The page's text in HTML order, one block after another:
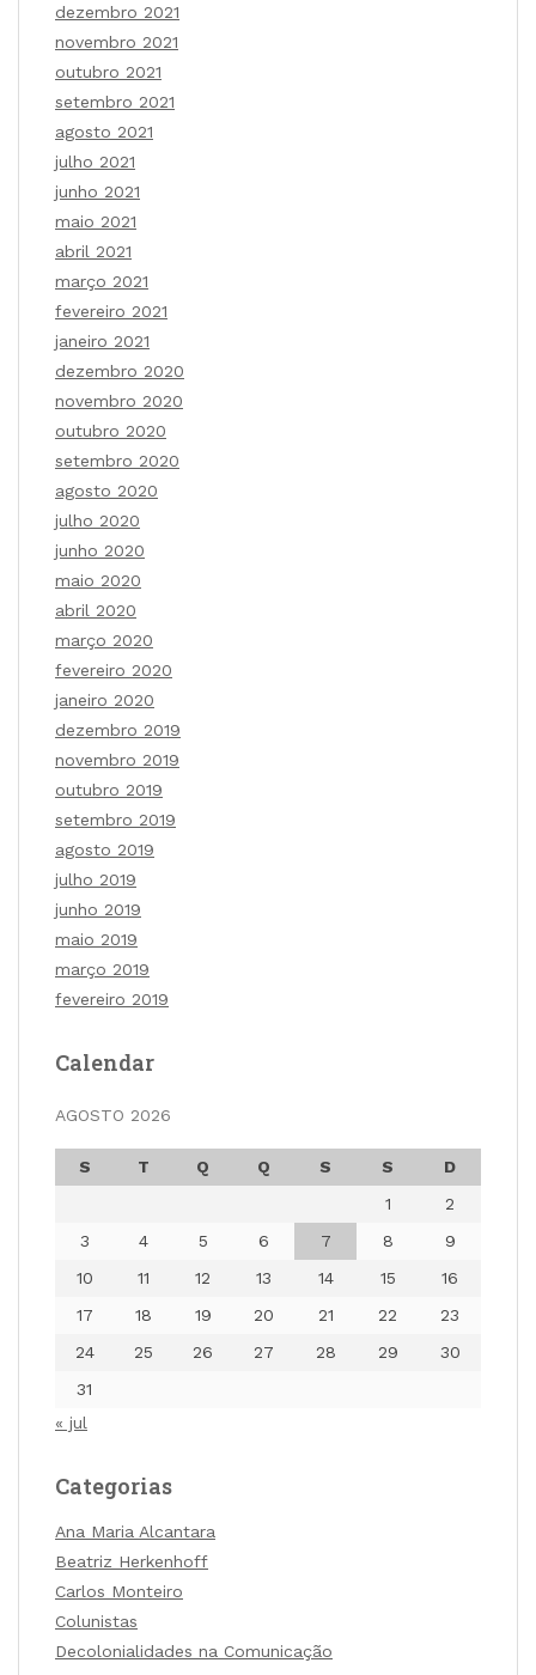
dezembro 2021
novembro 2021
outubro 2021
setembro 2021
agosto 2021
julho 2021
junho 2021
maio 2021
abril 2021
março 2021
fevereiro 2021
janeiro 2021
dezembro 2020
novembro 2020
outubro 2020
setembro 2020
agosto 2020
julho 2020
junho 2020
maio 2020
abril 2020
março 2020
fevereiro 2020
janeiro 2020
dezembro 2019
novembro 2019
outubro 2019
setembro 2019
agosto 2019
julho 2019
junho 2019
maio 2019
março 2019
fevereiro 2019
Calendar
AGOSTO 2026
S T Q Q S S
D
1
2
3
4 5 6 7 8
9
10
11 12 13 14 15
16
17
18 19 20 21 22
23
24
25 26 27 28 29
30
31
« jul
Categorias
Ana Maria Alcantara
Beatriz Herkenhoff
Carlos Monteiro
Colunistas
Decolonialidades na Comunicação